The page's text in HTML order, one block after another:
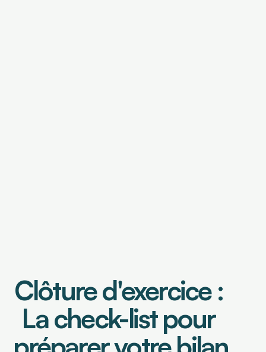
Connexion Demander une démo
Select Language
Prévisionnel de trésorerie
Clôture d'exercice :
La check-list pour